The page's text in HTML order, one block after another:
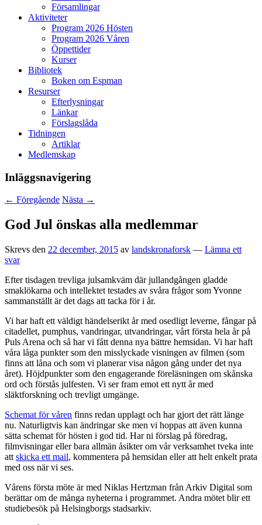
Församlingar
Aktiviteter
Program 2026 Hösten
Program 2026 Våren
Öppettider
Kurser
Bibliotek
Boken om Espman
Resurser
Efterlysningar
Länkar
Förslagslåda
Tidningen
Artiklar
Medlemskap
Inläggsnavigering
← Föregående Nästa →
God Jul önskas alla medlemmar
Skrevs den 22 december, 2015 av landskronaforsk — Lämna ett
svar
Efter tisdagen trevliga julsamkväm där jullandgången gladde
smaklökarna och intellektet testades av svåra frågor som Yvonne
sammanställt är det dags att tacka för i år.
Vi har haft ett väldigt händelserikt år med osedligt leverne, fångar på
citadellet, pumphus, vandringar, utvandringar, vårt första hela år på
Puls Arena och så har vi fått denna nya bättre hemsidan. Vi har haft
våra låga punkter som den misslyckade visningen av filmen (som
finns att låna och som vi planerar visa någon gång under det nya
året). Höjdpunkter som den engagerande föreläsningen om skånska
ord och förstås julfesten. Vi ser fram emot ett nytt år med
släktforskning och trevligt umgänge.
Schemat för våren finns redan upplagt och har gjort det rätt länge
nu. Naturligtvis kan ändringar ske men vi hoppas att även kunna
sätta schemat för hösten i god tid. Har ni förslag på föredrag,
filmvisningar eller bara allmän åsikter om vår verksamhet tveka inte
att skicka ett mail, kommentera på hemsidan eller att helt enkelt prata
med oss när vi ses.
Vårens första möte är med Niklas Hertzman från Arkiv Digital som
berättar om de många nyheterna i programmet. Andra mötet blir ett
studiebesök på Helsingborgs stadsarkiv.